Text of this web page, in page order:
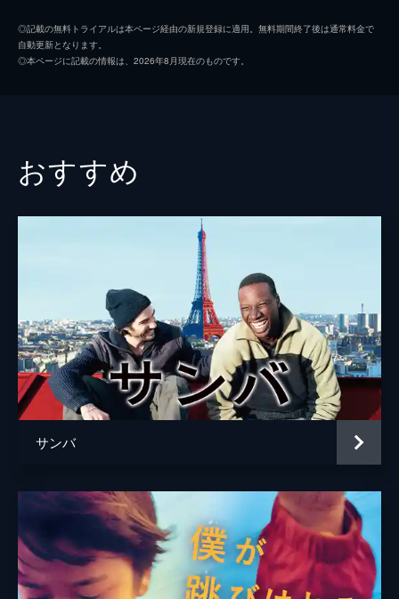
◎記載の無料トライアルは本ページ経由の新規登録に適用。無料期間終了後は通常料金で
自動更新となります。
◎本ページに記載の情報は、2026年8月現在のものです。
おすすめ
サンバ